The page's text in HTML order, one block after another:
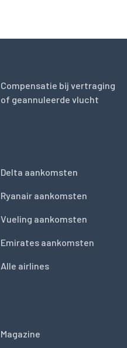
Compensatie bij vertraging
of geannuleerde vlucht
Delta aankomsten
Ryanair aankomsten
Vueling aankomsten
Emirates aankomsten
Alle airlines
Magazine